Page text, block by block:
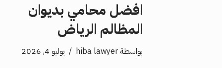
افضل محامي بديوان
المظالم الرياض
بواسطةhiba lawyer يوليو 4, 2026